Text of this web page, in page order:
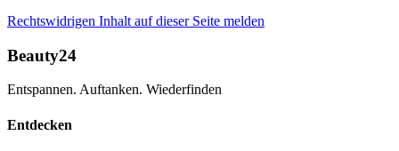
Rechtswidrigen Inhalt auf dieser Seite melden
Beauty24
Entspannen. Auftanken. Wiederfinden
Entdecken